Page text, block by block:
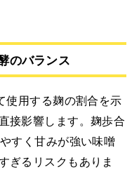
のバランス
使用する麹の割合を示
接影響します。麹歩合
すく甘みが強い味噌
ぎるリスクもありま